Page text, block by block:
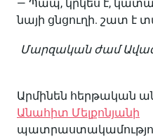
— Պապ, կրկես է,
նայի ցնցուղի. շատ է
Մարզական ժամ
Արմինեն հերթական
Անահիտ Մելքոնյանի